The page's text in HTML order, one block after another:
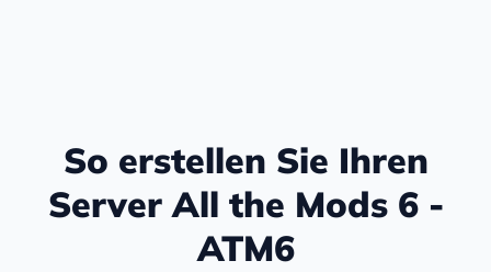
So erstellen Sie Ihren
Server All the Mods 6 -
ATM6